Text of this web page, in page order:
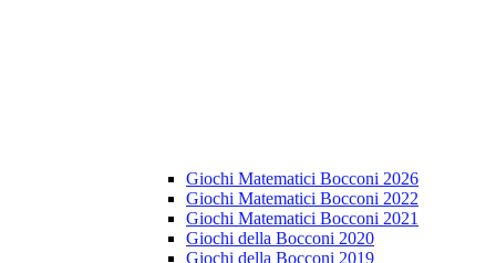
Giochi Matematici Bocconi 2026
Giochi Matematici Bocconi 2022
Giochi Matematici Bocconi 2021
Giochi della Bocconi 2020
Giochi della Bocconi 2019